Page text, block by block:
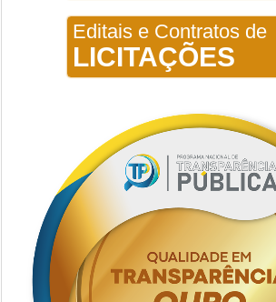
Editais e Contratos de
LICITAÇÕES